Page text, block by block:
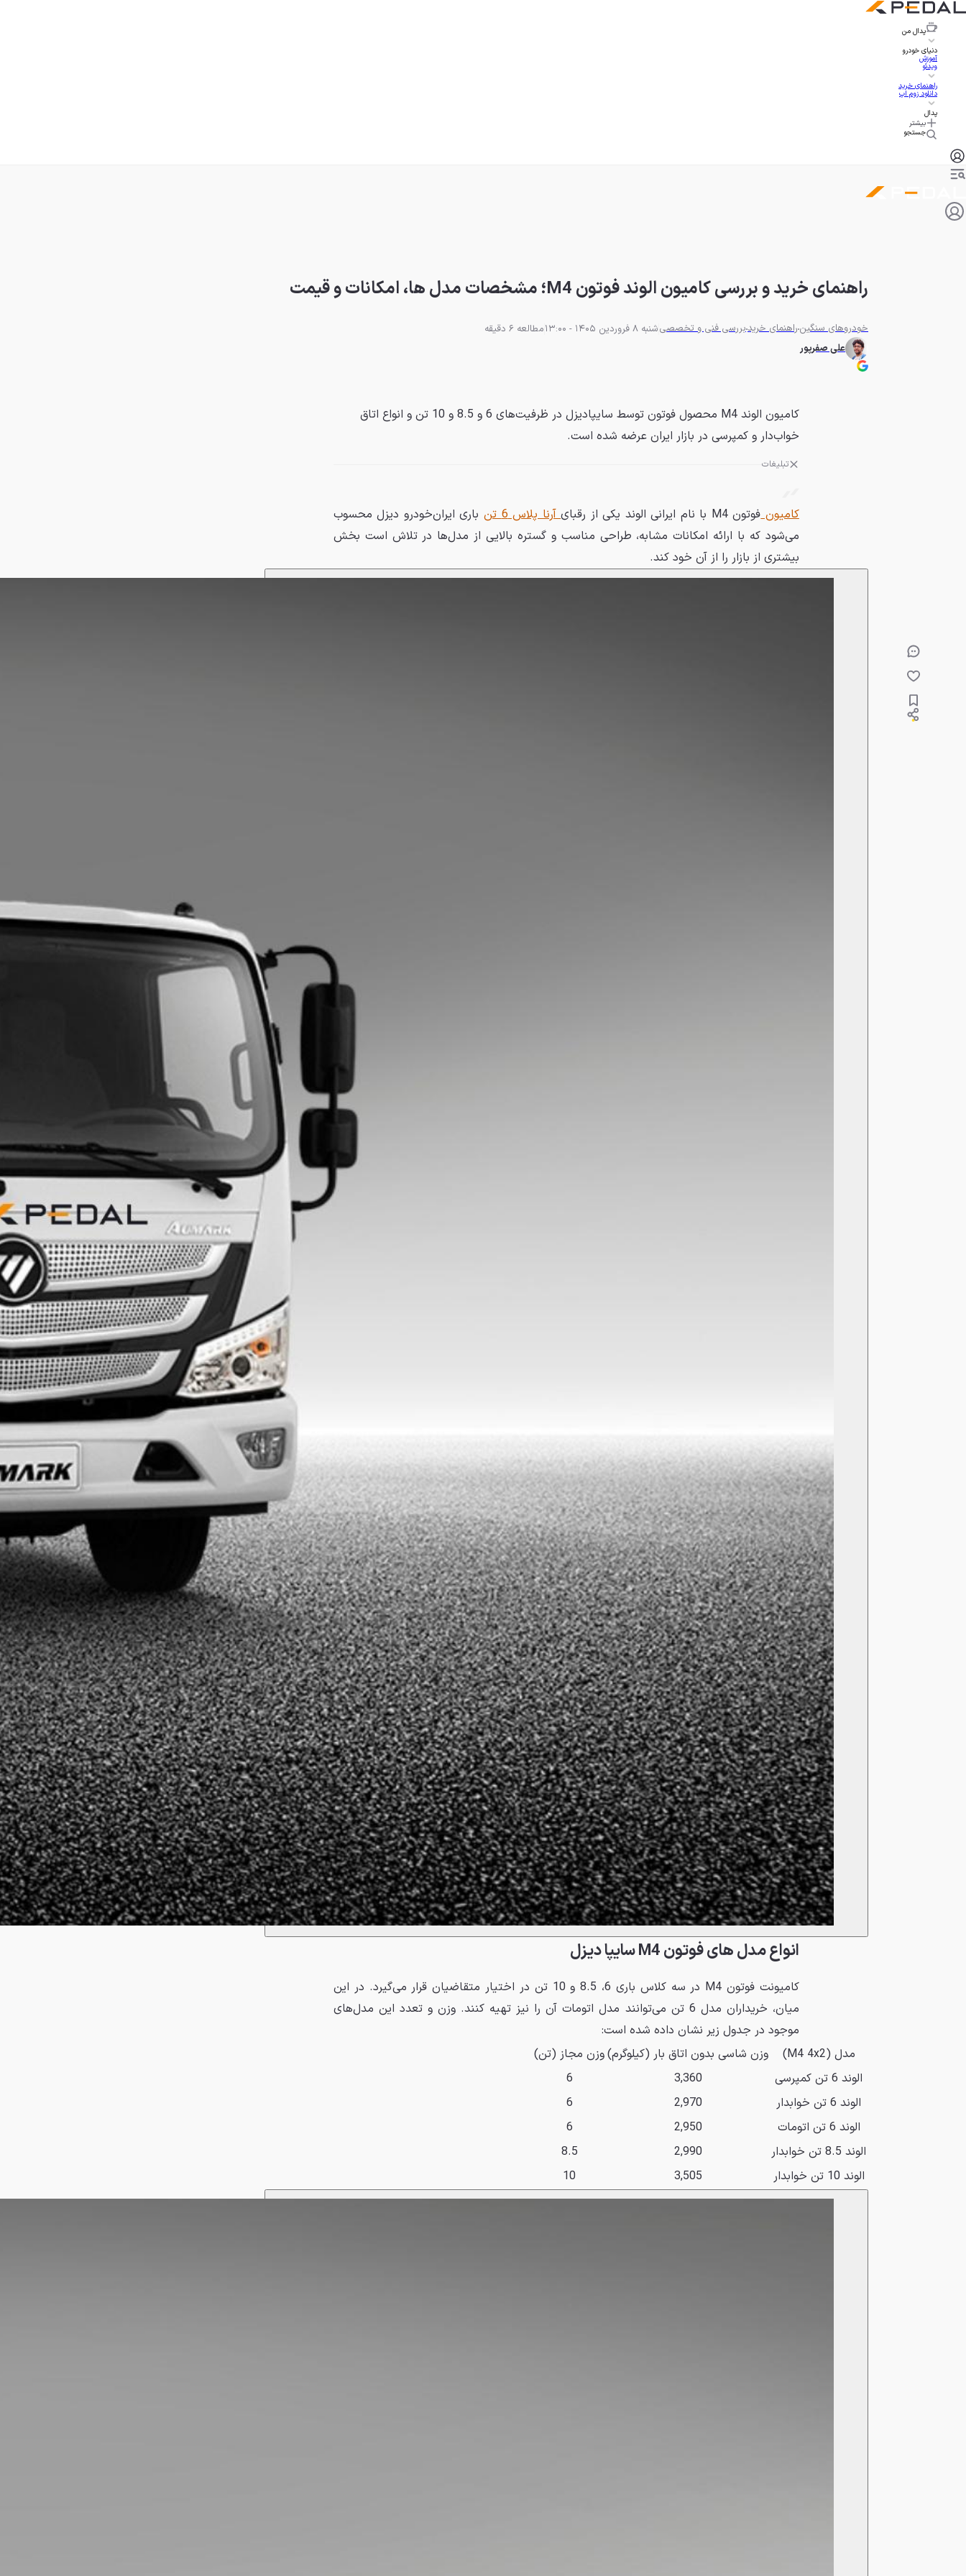
پدال من
دنیای خودرو
آموزش
ویدئو
راهنمای خرید
دانلود زوم اپ
پدال
بیشتر
جستجو
راهنمای خرید و بررسی کامیون الوند فوتون M4؛ مشخصات مدل ها، امکانات و قیمت
خودروهای سنگین راهنمای خریدبررسی فنی و تخصصیشنبه 8 فروردین 1405 - 13:00
مطالعه 6 دقیقه
علی صفرپور
کامیون الوند M4 محصول فوتون توسط سایپادیزل در ظرفیت‌های 6 و 8.5 و 10 تن و انواع اتاق
خواب‌دار و کمپرسی در بازار ایران عرضه شده است.
تبلیغات
کامیونفوتون M4 با نام ایرانی الوند یکی از رقبای آرنا پلاس 6 تن
باری ایران‌خودرو دیزل محسوب
می‌شود که با ارائه امکانات مشابه، طراحی مناسب و گستره بالایی از مدل‌ها در تلاش است بخش
بیشتری از بازار را از آن خود کند.
انواع مدل های فوتون M4 سایپا دیزل
کامیونت فوتون M4 در سه کلاس باری 6، 8.5 و 10 تن در اختیار متقاضیان قرار می‌گیرد. در این
میان، خریداران مدل 6 تن می‌توانند مدل اتومات آن را نیز تهیه کنند. وزن و تعدد این مدل‌های
موجود در جدول زیر نشان داده شده است:
مدل (M4 4x2)
وزن شاسی بدون اتاق بار (کیلوگرم)وزن مجاز (تن)
الوند 6 تن کمپرسی
3,360
6
الوند 6 تن خوابدار
2,970
6
الوند 6 تن اتومات
2,950
6
الوند 8.5 تن خوابدار
2,990
8.5
الوند 10 تن خوابدار
3,505
10